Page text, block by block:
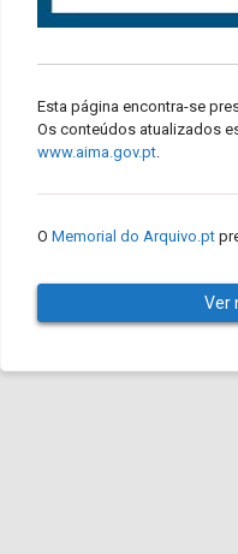
Esta página encontra-se
Os conteúdos atualizados
www.aima.gov.pt.
O Memorial do Arquivo.pt
Ver